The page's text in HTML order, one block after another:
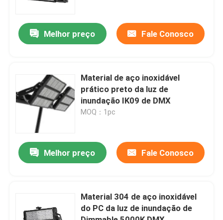
SOBRE E.U.
Controle da qualidade
Peça umas citações
Luzes da corte do esporte do diodo emissor de luz
Luz de inundação exterior do diodo emissor de luz
Melhor preço Fale Conosco
Material de aço inoxidável
prático preto da luz de
inundação IK09 de DMX
MOQ：1pc
Melhor preço Fale Conosco
Material 304 de aço inoxidável
do PC da luz de inundação de